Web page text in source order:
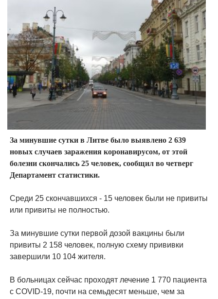
За минувшие сутки в Литве было выявлено 2 639
новых случаев заражения коронавирусом, от этой
болезни скончались 25 человек, сообщил во четверг
Департамент статистики.
Среди 25 скончавшихся - 15 человек были не привиты
или привиты не полностью.
За минувшие сутки первой дозой вакцины были
привиты 2 158 человек, полную схему прививки
завершили 10 104 жителя.
В больницах сейчас проходят лечение 1 770 пациента
с COVID-19, почти на семьдесят меньше, чем за